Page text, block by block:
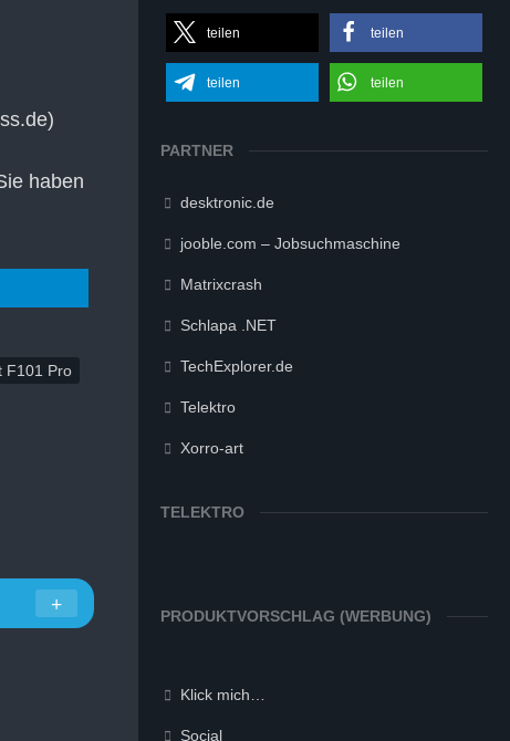
haben
F101 Pro
teilen teilen
teilen teilen
PARTNER
desktronic.de
jooble.com – Jobsuchmaschine
Matrixcrash
Schlapa .NET
TechExplorer.de
Telektro
Xorro-art
TELEKTRO
PRODUKTVORSCHLAG (WERBUNG)
Klick mich…
Social